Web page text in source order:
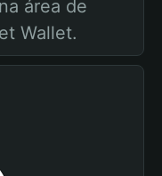
área de
Wallet.